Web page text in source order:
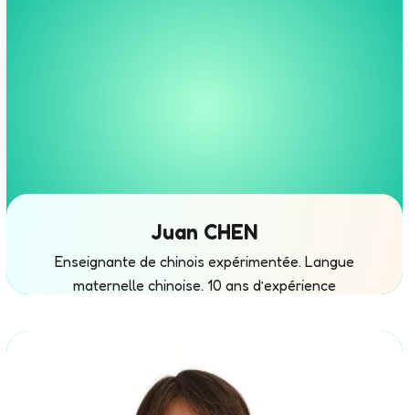
CHRISTELLE RODWAY
Juan CHEN
Enseignante de chinois expérimentée. Langue
maternelle chinoise. 10 ans d’expérience